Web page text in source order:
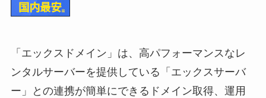
「エックスドメイン」は、高パフォーマンスなレ
ンタルサーバーを提供している「エックスサーバ
ー」との連携が簡単にできるドメイン取得、運用